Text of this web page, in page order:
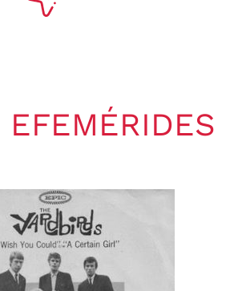
EFEMÉRIDES